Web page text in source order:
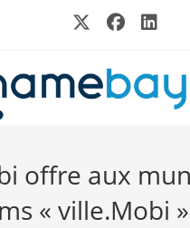
offre aux
« ville.Mobi »